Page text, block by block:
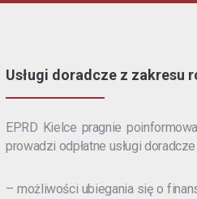
Usługi doradcze z zakresu
EPRD Kielce pragnie
prowadzi odpłatne usługi
– możliwości ubiegania się o